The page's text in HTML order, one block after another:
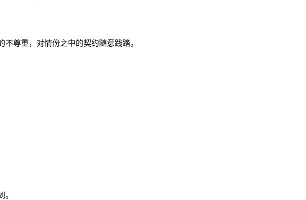
尊重，对情份之中的契约随意践踏。